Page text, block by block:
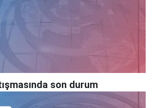
son durum